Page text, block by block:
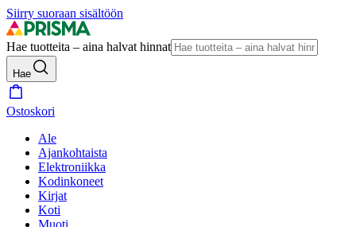
Siirry suoraan sisältöön
Hae tuotteita – aina halvat hinnat
Hae
Ostoskori
Ale
Ajankohtaista
Elektroniikka
Kodinkoneet
Kirjat
Koti
Muoti